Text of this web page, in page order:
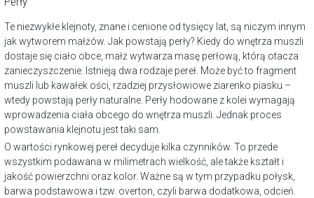
Te niezwykłe klejnoty, znane i cenione od tysięcy lat, są niczym innym
jak wytworem małżów. Jak powstają perły? Kiedy do wnętrza muszli
dostaje się ciało obce, małż wytwarza masę perłową, którą otacza
zanieczyszczenie. Istnieją dwa rodzaje pereł. Może być to fragment
muszli lub kawałek ości, rzadziej przysłowiowe ziarenko piasku –
wtedy powstają perły naturalne. Perły hodowane z kolei wymagają
wprowadzenia ciała obcego do wnętrza muszli. Jednak proces
powstawania klejnotu jest taki sam.
O wartości rynkowej pereł decyduje kilka czynników. To przede
wszystkim podawana w milimetrach wielkość, ale także kształt i
jakość powierzchni oraz kolor. Ważne są w tym przypadku połysk,
barwa podstawowa i tzw. overton, czyli barwa dodatkowa, odcień.